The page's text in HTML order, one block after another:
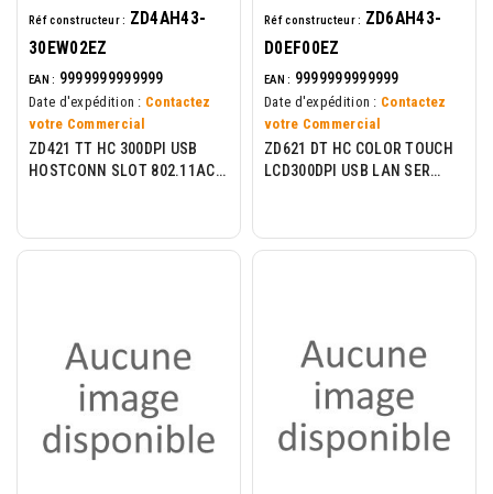
Réf constructeur : ZD4AH43-
30EW02EZ
EAN : 9999999999999
Date d'expédition : Contactez
votre Commercial
ZD421 TT HC 300DPI USB
HOSTCONN SLOT 802.11AC
Réf constructeur : ZD6AH43-
D0EF00EZ
EAN : 9999999999999
Date d'expédition : Contactez
votre Commercial
ZD621 DT HC COLOR TOUCH
LCD300DPI USB LAN SER